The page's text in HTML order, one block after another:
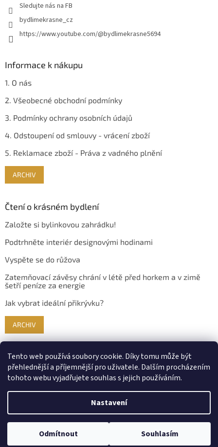
Tento web používá soubory cookie. Díky tomu může být
přehlednější a příjemnější pro uživatele. Dalším procházením
tohoto webu vyjadřujete souhlas s jejich používáním.
Nastavení
Odmítnout Souhlasím
Sledujte nás na FB
bydlimekrasne_cz
https://www.youtube.com/@bydlimekrasne5694
Informace k nákupu
1. O nás
2. Všeobecné obchodní podmínky
3. Podmínky ochrany osobních údajů
4. Odstoupení od smlouvy - vrácení zboží
5. Reklamace zboží - Práva z vadného plnění
ARCHIV
Čtení o krásném bydlení
Založte si bylinkovou zahrádku!
Podtrhněte interiér designovými hodinami
Vyspěte se do růžova
Zatemňovací závěsy chrání v létě před horkem a v zimě
šetří peníze za energie
Jak vybrat ideální přikrývku?
ARCHIV
Vytvořil Shoptet
Copyright 2026Bydlimekrasne.cz . Všechna práva vyhrazena.